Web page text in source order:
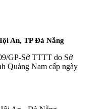
An, TP Đà Nẵng
GP-Sở TTTT do Sở
Quảng Nam cấp ngày